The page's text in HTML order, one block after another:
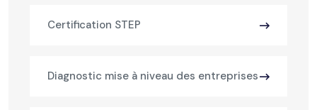
Certification STEP
Diagnostic mise à niveau des entreprises